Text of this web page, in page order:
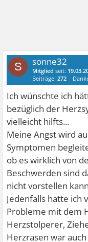
S sonne32
Mitglied seit:
Beiträge:272
Ich wünschte ich
bezüglich der
vielleicht hilfts...
Meine Angst wird
Symptomen
ob es wirklich von
Beschwerden sind
nicht vorstellen
Jedenfalls hatte ich
Probleme mit dem
Herzstolperer,
Herzrasen war